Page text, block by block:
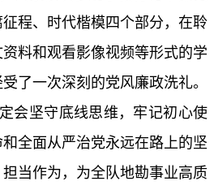
程、时代楷模四个部分，在聆
料和观看影像视频等形式的学
了一次深刻的党风廉政洗礼。
会坚守底线思维，牢记初心使
全面从严治党永远在路上的坚
当作为，为全队地勘事业高质